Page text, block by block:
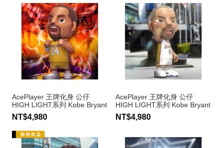
AcePlayer 王牌化身 公仔
HIGH LIGHT系列 Kobe Bryant
#24
NT$4,980
AcePlayer 王牌化身 公仔
HIGH LIGHT系列 Kobe Bryant
#8
NT$4,980